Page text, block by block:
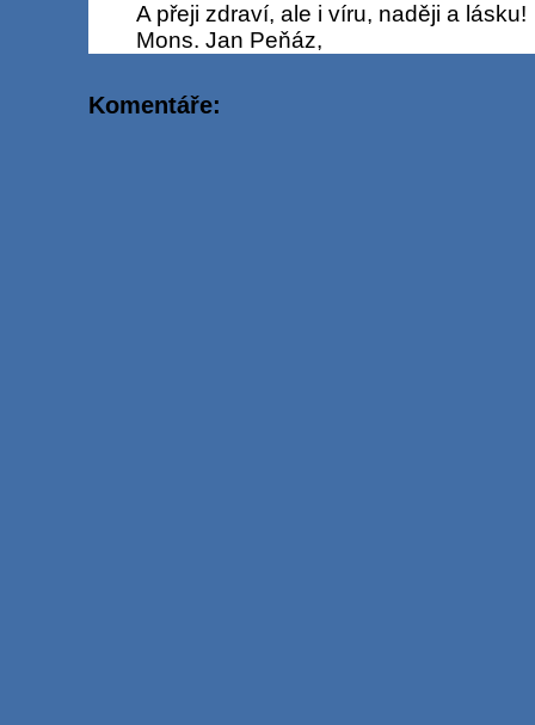
A přeji zdraví, ale i víru, naději a lásku!
Mons. Jan Peňáz,
Komentáře: